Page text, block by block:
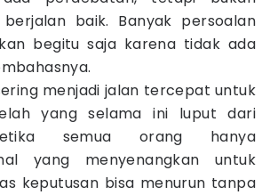
baik. Banyak persoalan
begitu saja karena tidak ada
menjadi jalan tercepat untuk
yang selama ini luput dari
semua orang hanya
yang menyenangkan untuk
keputusan bisa menurun tanpa